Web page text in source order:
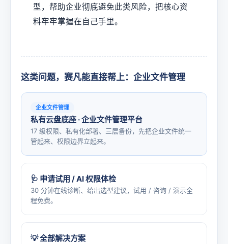
型，帮助企业彻底避免此类风险，把核心资
料牢牢掌握在自己手里。
这类问题，赛凡能直接帮上：企业文件管理
企业文件管理
私有云盘底座 · 企业文件管理平台
17 级权限、私有化部署、三层备份，先把企业文件统一
管起来、权限边界立起来。
🩺 申请试用 / AI 权限体检
30 分钟在线诊断、给出选型建议，试用 / 咨询 / 演示全
程免费。
💡 全部解决方案